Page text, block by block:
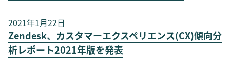
2021年1月22日
Zendesk、カスタマーエクスペリエンス(CX)傾向分
析レポート2021年版を発表